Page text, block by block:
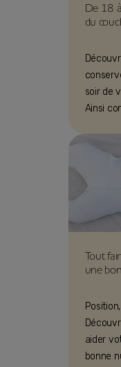
De 18
du
soir de
Ainsi
Tout
une
aider
bonne